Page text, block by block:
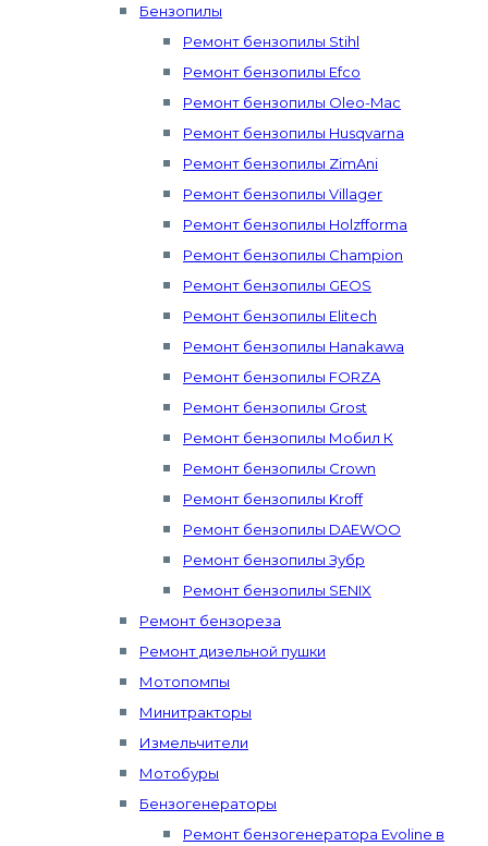
Бензопилы
Ремонт бензопилы Stihl
Ремонт бензопилы Efco
Ремонт бензопилы Oleo-Mac
Ремонт бензопилы Husqvarna
Ремонт бензопилы ZimAni
Ремонт бензопилы Villager
Ремонт бензопилы Holzfforma
Ремонт бензопилы Champion
Ремонт бензопилы GEOS
Ремонт бензопилы Elitech
Ремонт бензопилы Hanakawa
Ремонт бензопилы FORZA
Ремонт бензопилы Grost
Ремонт бензопилы Мобил К
Ремонт бензопилы Crown
Ремонт бензопилы Kroff
Ремонт бензопилы DAEWOO
Ремонт бензопилы Зубр
Ремонт бензопилы SENIX
Ремонт бензореза
Ремонт дизельной пушки
Мотопомпы
Минитракторы
Измельчители
Мотобуры
Бензогенераторы
Ремонт бензогенератора Evoline в